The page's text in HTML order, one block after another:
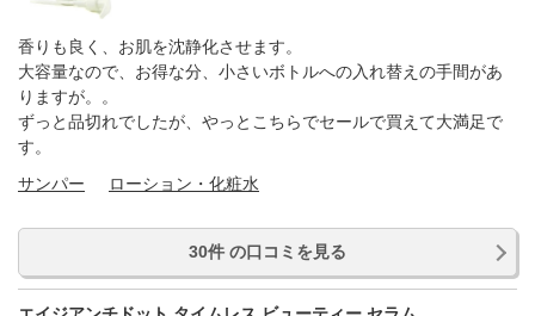
香りも良く、お肌を沈静化させます。
大容量なので、お得な分、小さいボトルへの入れ替えの手間があ
りますが。。
ずっと品切れでしたが、やっとこちらでセールで買えて大満足で
す。
サンパー
ローション・化粧水
30件 の口コミを見る